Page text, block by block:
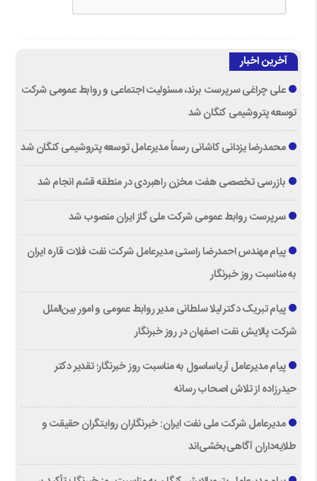
آخرین اخبار
علی چراغی سرپرست برند، مسئولیت اجتماعی و روابط عمومی شرکت
توسعه پتروشیمی کنگان شد
محمدرضا یزدانی کاشانی رسماً مدیرعامل توسعه پتروشیمی کنگان شد
بازرسی تخصصی هفت مخزن راهبردی در منطقه قشم انجام شد
سرپرست روابط عمومی شرکت ملی گاز ایران منصوب شد
پیام مهندس احمدرضا راستی مدیرعامل شرکت نفت فلات قاره ایران
به مناسبت روز خبرنگار
پیام تبریک دکتر لیلا سلطانی مدیر روابط عمومی و امور بین‌الملل
شرکت پالایش نفت اصفهان در روز خبرنگار
پیام مدیرعامل آریاساسول به مناسبت روز خبرنگار؛ تقدیر دکتر
حیدرزاده از تلاش اصحاب رسانه
مدیرعامل شرکت ملی نفت ایران: خبرنگاران روایتگران حقیقت و
طلایه‌داران آگاهی‌بخشی‌اند